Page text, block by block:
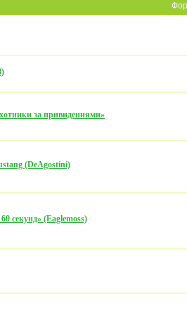
за привидениями»
(DeAgostini)
секунд» (Eaglemoss)